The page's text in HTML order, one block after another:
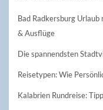
Bad Radkersburg
& Ausflüge
Die spannendsten
Reisetypen: Wie
Kalabrien Rundreise: